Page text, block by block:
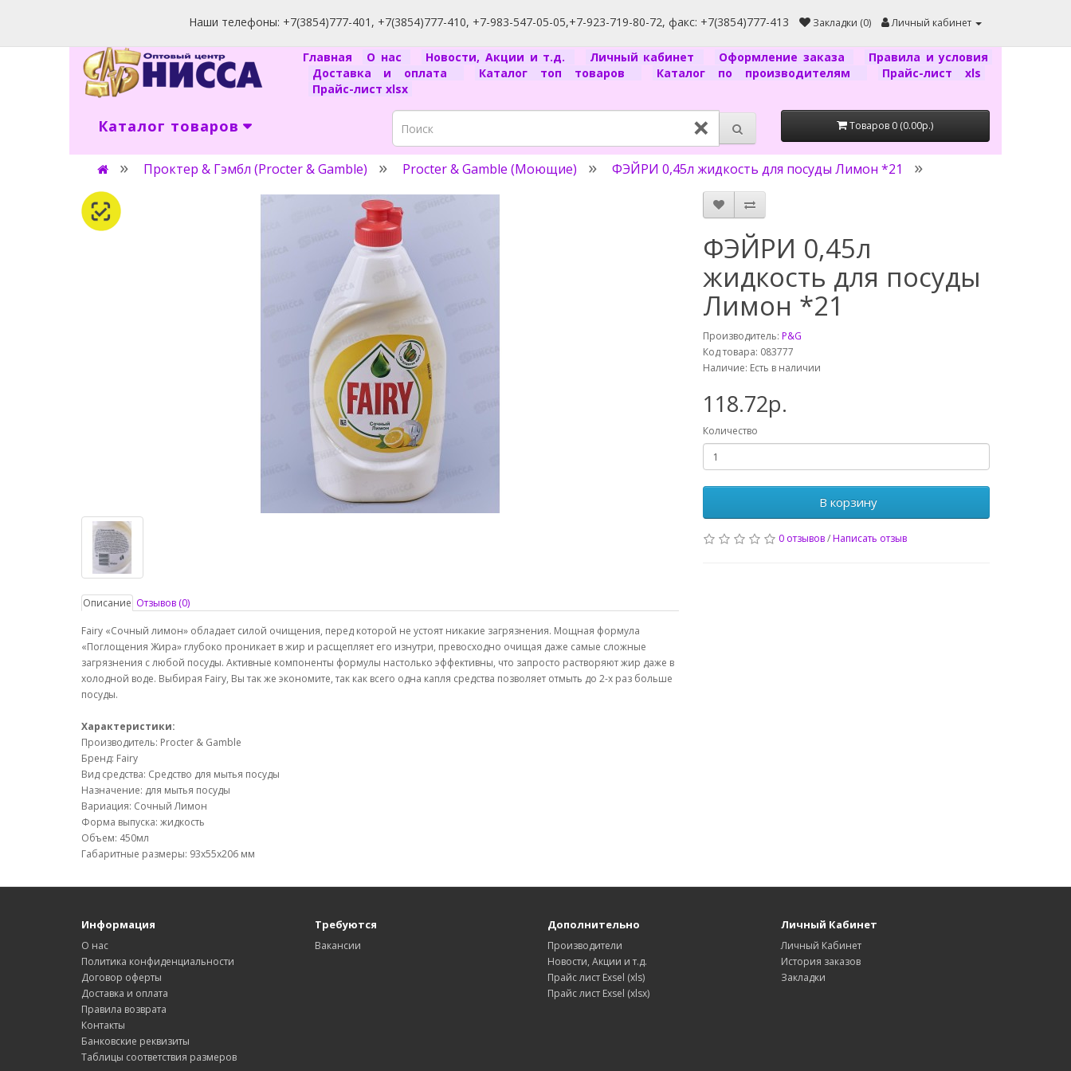
Наши телефоны: +7(3854)777-401, +7(3854)777-410, +7-983-547-05-05,+7-923-719-80-72, факс: +7(3854)777-413 Закладки (0) Личный кабинет
Главная О нас Новости, Акции и т.д. Личный кабинет Оформление заказа
Правила и условия
Доставка и оплата
Каталог топ товаров Каталог по производителям
Прайс-лист xls
Прайс-лист xlsx
Каталог товаров × Товаров 0 (0.00р.)
Проктер & Гэмбл (Procter & Gamble) Procter & Gamble (Моющие) ФЭЙРИ 0,45л жидкость для посуды Лимон *21
Описание Отзывов (0)
Fairy «Сочный лимон» обладает силой очищения, перед которой не устоят никакие загрязнения. Мощная формула
«Поглощения Жира» глубоко проникает в жир и расщепляет его изнутри, превосходно очищая даже самые сложные
загрязнения с любой посуды. Активные компоненты формулы настолько эффективны, что запросто растворяют жир даже в
холодной воде. Выбирая Fairy, Вы так же экономите, так как всего одна капля средства позволяет отмыть до 2-х раз больше
посуды.
Характеристики:
Производитель: Procter & Gamble
Бренд: Fairy
Вид средства: Средство для мытья посуды
Назначение: для мытья посуды
Вариация: Сочный Лимон
Форма выпуска: жидкость
Объем: 450мл
Габаритные размеры: 93х55х206 мм
ФЭЙРИ 0,45л
жидкость для посуды
Лимон *21
Производитель: P&G
Код товара: 083777
Наличие: Есть в наличии
118.72р.
Количество
В корзину
0 отзывов/Написать отзыв
Информация
О нас
Политика конфиденциальности
Договор оферты
Доставка и оплата
Правила возврата
Контакты
Банковские реквизиты
Таблицы соответствия размеров
Требуются
Вакансии
Дополнительно
Производители
Новости, Акции и т.д.
Прайс лист Exsel (xls)
Прайс лист Exsel (xlsx)
Личный Кабинет
Личный Кабинет
История заказов
Закладки